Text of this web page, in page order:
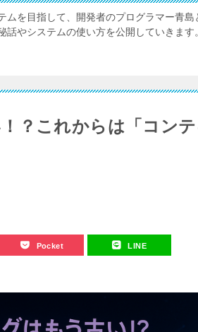
ムを目指して、開発者のプログラマー青島
やシステムの使い方を公開していきます。
？これからは「コンテ
Pocket LINE